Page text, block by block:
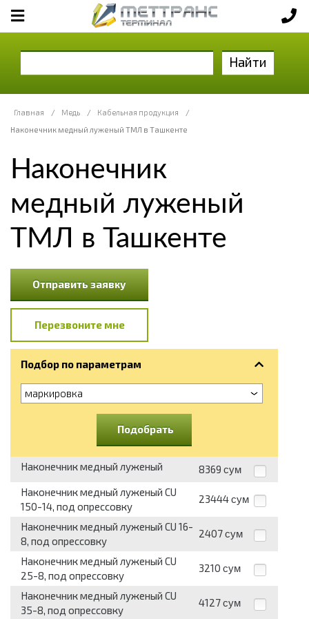
Найти
Главная / Медь / Кабельная продукция
/
Наконечник медный луженый ТМЛ в Ташкенте
Наконечник
медный луженый
ТМЛ в Ташкенте
Отправить заявку
Перезвоните мне
Подбор по параметрам
маркировка
Подобрать
Наконечник медный луженый 8369 сум
Наконечник медный луженый CU
150-14, под опрессовку
23444 сум
Наконечник медный луженый CU 16-
8, под опрессовку
2407 сум
Наконечник медный луженый CU
25-8, под опрессовку
3210 сум
Наконечник медный луженый CU
35-8, под опрессовку
4127 сум